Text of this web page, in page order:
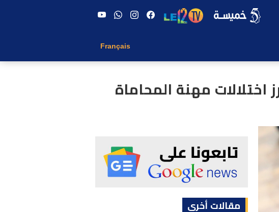
Français
اختلالات مهنة المحاماة
مقالات أخرى